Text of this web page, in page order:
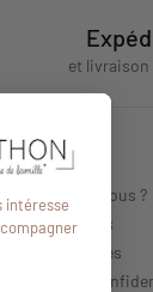
et
A propos
Qui sommes-nous ?
Nos collections
Mentions légales
Politique de